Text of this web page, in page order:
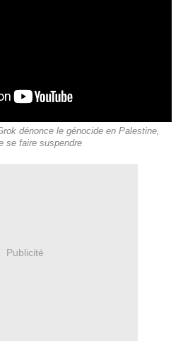
dénonce le génocide en Palestine,
se faire suspendre
Publicité